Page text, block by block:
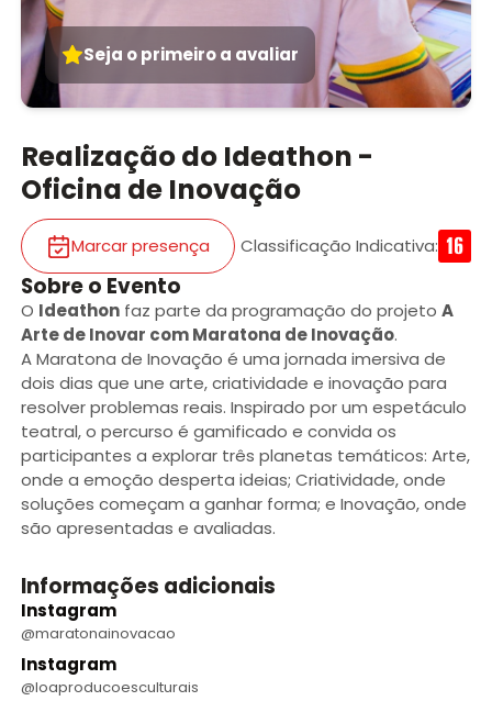
Seja o primeiro a avaliar
Realização do Ideathon -
Oficina de Inovação
Marcar presença Classificação Indicativa:
Sobre o Evento
O Ideathonfaz parte da programação do projeto A
Arte de Inovar com Maratona de Inovação.
A Maratona de Inovação é uma jornada imersiva de
dois dias que une arte, criatividade e inovação para
resolver problemas reais. Inspirado por um espetáculo
teatral, o percurso é gamificado e convida os
participantes a explorar três planetas temáticos: Arte,
onde a emoção desperta ideias; Criatividade, onde
soluções começam a ganhar forma; e Inovação, onde
são apresentadas e avaliadas.
Informações adicionais
Instagram
@maratonainovacao
Instagram
@loaproducoesculturais